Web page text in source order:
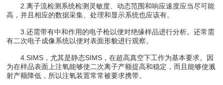
2.离子流检测系统检测灵敏度、动态范围和响应速度应当尽可能
高，并且相应的数据采集、处理和显示系统也应该有。
3.还需带有中和作用的电子枪以便对绝缘样品进行分析。还常需
有二次电子成像系统以便对表面形貌进行观察。
4.SIMS，尤其是静态SIMS，在超高真空下工作为基本要求。因
为在样品表面上注氧能够使二次离子产额提高和稳定，而且能够使溅
射产额降低，所以注氧装置常常被要求携带。